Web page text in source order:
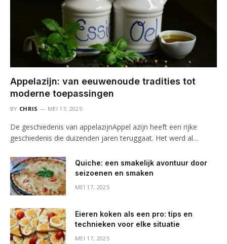
Appelazijn: van eeuwenoude tradities tot
moderne toepassingen
BY CHRIS MEI 17, 2025
De geschiedenis van appelazijnAppel azijn heeft een rijke
geschiedenis die duizenden jaren teruggaat. Het werd al…
Quiche: een smakelijk avontuur door
seizoenen en smaken
MEI 17, 2025
Eieren koken als een pro: tips en
technieken voor elke situatie
MEI 17, 2025